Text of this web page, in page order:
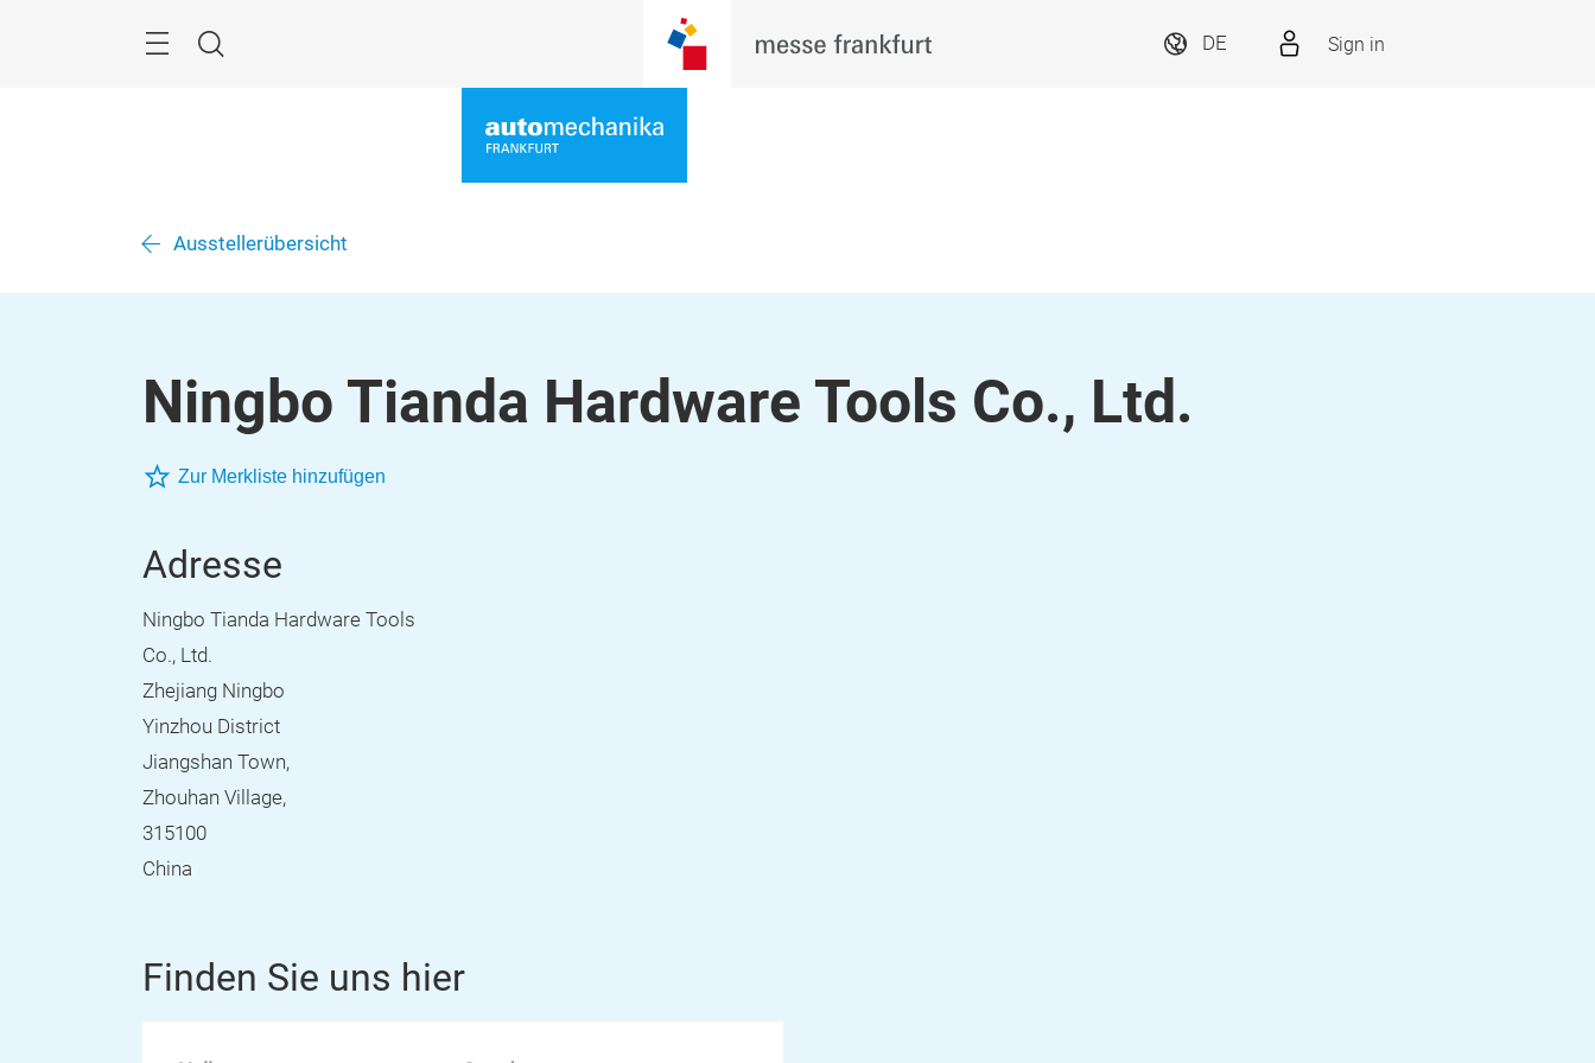
Suche
DE Sign in
Ausstellerübersicht
Ningbo Tianda Hardware Tools Co., Ltd.
Zur Merkliste hinzufügen
Adresse
Ningbo Tianda Hardware Tools
Co., Ltd.
Zhejiang Ningbo
Yinzhou District
Jiangshan Town,
Zhouhan Village,
315100
China
Finden Sie uns hier